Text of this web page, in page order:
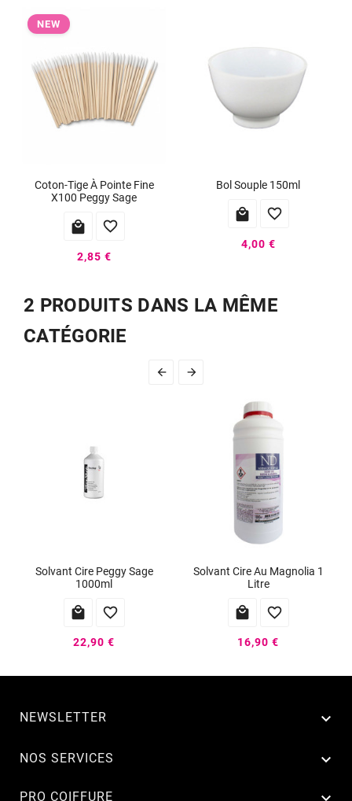
NEW
Coton-Tige À Pointe Fine
X100 Peggy Sage
 
2,85 €
Bol Souple 150ml
 
4,00 €
2 PRODUITS DANS LA MÊME
CATÉGORIE
 
Solvant Cire Peggy Sage
1000ml
 
22,90 €
Solvant Cire Au Magnolia 1
Litre
 
16,90 €
NEWSLETTER 
NOS SERVICES 
PRO COIFFURE